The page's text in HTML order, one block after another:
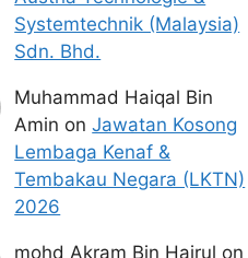
Systemtechnik (Malaysia)
Sdn. Bhd.
Muhammad Haiqal Bin
Amin onJawatan Kosong
Lembaga Kenaf &
Tembakau Negara (LKTN)
2026
mohd Akram Bin Hairul on